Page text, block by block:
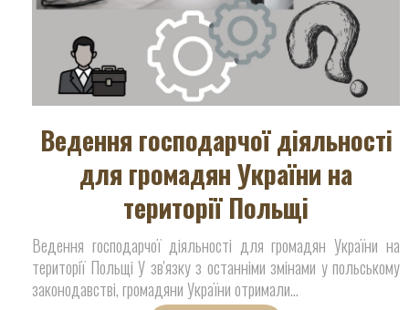
Ведення господарчої діяльності
для громадян України на
території Польщі
Ведення господарчої діяльності для громадян України на
території Польщі У зв'язку з останніми змінами у польському
законодавстві, громадяни України отримали…